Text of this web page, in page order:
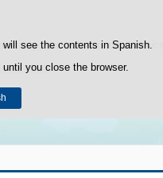
usage and satisfaction statistics.
legal notice.
see the contents in Spanish.
you close the browser.